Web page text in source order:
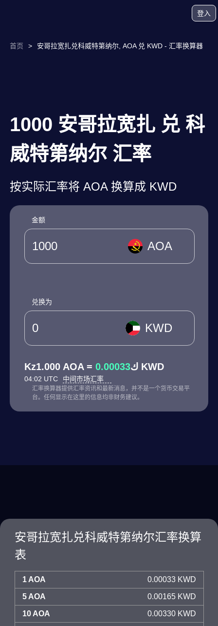
登入
首页 > 安哥拉宽扎兑科威特第纳尔, AOA 兑 KWD - 汇率换算器
1000 安哥拉宽扎 兑 科
威特第纳尔 汇率
按实际汇率将 AOA 换算成 KWD
金额
AOA
兑换为
KWD
Kz1.000 AOA = ك0.00033 KWD
04:02 UTC 中间市场汇率
汇率换算器提供汇率资讯和最新消息，并不是一个货币交易平
台。任何显示在这里的信息均非财务建议。
安哥拉宽扎兑科威特第纳尔汇率换算
表
1 AOA 0.00033 KWD
5 AOA 0.00165 KWD
10 AOA 0.00330 KWD